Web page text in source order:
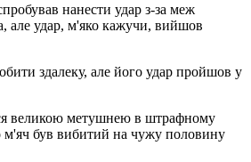
нанести удар з-за меж
але удар, м'яко кажучи, вийшов
здалеку, але його удар пройшов у
великою метушнею в штрафному
м'яч був вибитий на чужу половину